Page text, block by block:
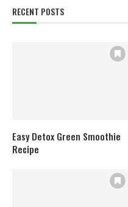
RECENT POSTS
Easy Detox Green Smoothie
Recipe